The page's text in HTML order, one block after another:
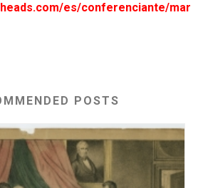
es/conferenciante/mar
POSTS